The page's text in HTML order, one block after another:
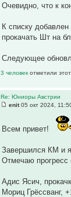
Очевидно, что к
К списку
прокачать Шт на
Следующее
3 человекотметили
Re: Юниоры Австрии
enit05 окт 2024,
Всем привет!
Завершился КМ и я
Отмечаю
Адис Ясич,
Мориц Грёссванг,